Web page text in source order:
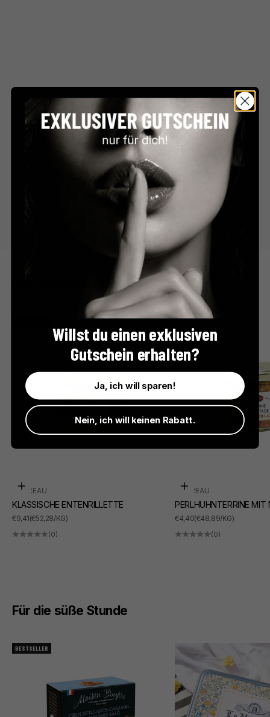
Der perfekte Apéro
In den Warenkorb
SUDREAU
KLASSISCHE ENTENRILLETTE
ANGEBOT
€9,41(€52,28/KG)
(0)
In den Warenkorb
SUDREAU
PERLHUHNTERRINE MIT
ANGEBOT
€4,40(€48,89/KG)
(0)
Für die süße Stunde
BESTSELLER
Willst du einen exklusiven
Gutschein erhalten?
Ja, ich will sparen!
Nein, ich will keinen Rabatt.